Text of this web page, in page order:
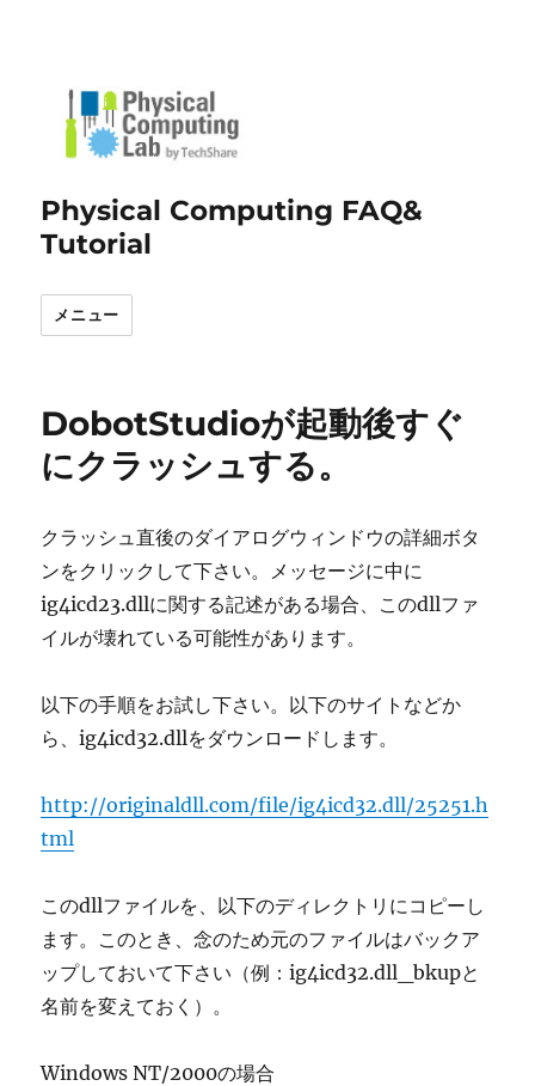
Physical Computing FAQ&
Tutorial
メニュー
DobotStudioが起動後すぐ
にクラッシュする。
クラッシュ直後のダイアログウィンドウの詳細ボタ
ンをクリックして下さい。メッセージに中に
ig4icd23.dllに関する記述がある場合、このdllファ
イルが壊れている可能性があります。
以下の手順をお試し下さい。以下のサイトなどか
ら、ig4icd32.dllをダウンロードします。
http://originaldll.com/file/ig4icd32.dll/25251.h
tml
このdllファイルを、以下のディレクトリにコピーし
ます。このとき、念のため元のファイルはバックア
ップしておいて下さい（例：ig4icd32.dll_bkupと
名前を変えておく）。
Windows NT/2000の場合